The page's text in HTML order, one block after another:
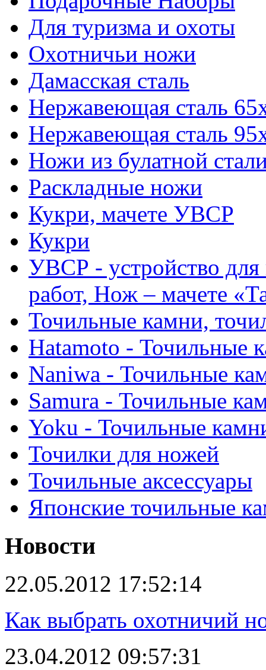
Для туризма и охоты
Охотничьи ножи
Дамасская сталь
Нержавеющая сталь
Нержавеющая сталь
Ножи из булатной
Раскладные ножи
Кукри, мачете УВСР
Кукри
УВСР - устройство для
работ, Нож – мачете
Точильные камни,
Hatamoto - Точильные
Naniwa - Точильные
Samura - Точильные
Yoku - Точильные
Точилки для ножей
Точильные аксессуары
Японские точильные
Новости
22.05.2012 17:52:14
Как выбрать охотничий
23.04.2012 09:57:31